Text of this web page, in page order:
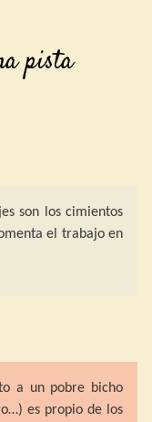
pista
son los cimientos
el trabajo en
a un pobre bicho
es propio de los